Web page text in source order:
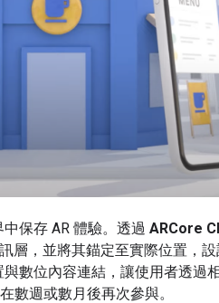
保存 AR 體驗。透過 ARCore
層，並將其錨定至實際位置，
數位內容連結，讓使用者透過
數週或數月後再次參與。